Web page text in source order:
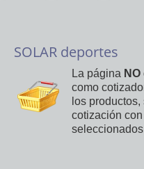
SOLAR deportes
La página NO
como
los
cotización